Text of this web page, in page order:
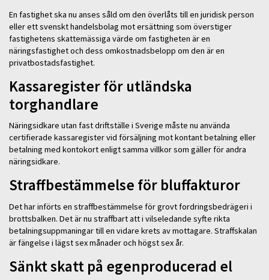
En fastighet ska nu anses såld om den överlåts till en juridisk person
eller ett svenskt handelsbolag mot ersättning som överstiger
fastighetens skattemässiga värde om fastigheten är en
näringsfastighet och dess omkostnadsbelopp om den är en
privatbostadsfastighet.
Kassaregister för utländska
torghandlare
Näringsidkare utan fast driftställe i Sverige måste nu använda
certifierade kassaregister vid försäljning mot kontant betalning eller
betalning med kontokort enligt samma villkor som gäller för andra
näringsidkare.
Straffbestämmelse för bluffakturor
Det har införts en straffbestämmelse för grovt fordringsbedrägeri i
brottsbalken. Det är nu straffbart att i vilseledande syfte rikta
betalningsuppmaningar till en vidare krets av mottagare. Straffskalan
är fängelse i lägst sex månader och högst sex år.
Sänkt skatt på egenproducerad el